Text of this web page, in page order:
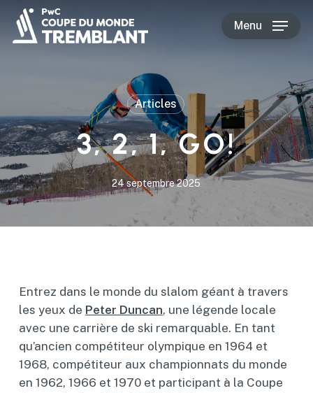
main
Menu
Articles
3, 2, 1, GO!
24 septembre 2025
Entrez dans le monde du slalom géant à travers
les yeux de Peter Duncan, une légende locale
avec une carrière de ski remarquable. En tant
qu’ancien compétiteur olympique en 1964 et
1968, compétiteur aux championnats du monde
en 1962, 1966 et 1970 et participant à la Coupe